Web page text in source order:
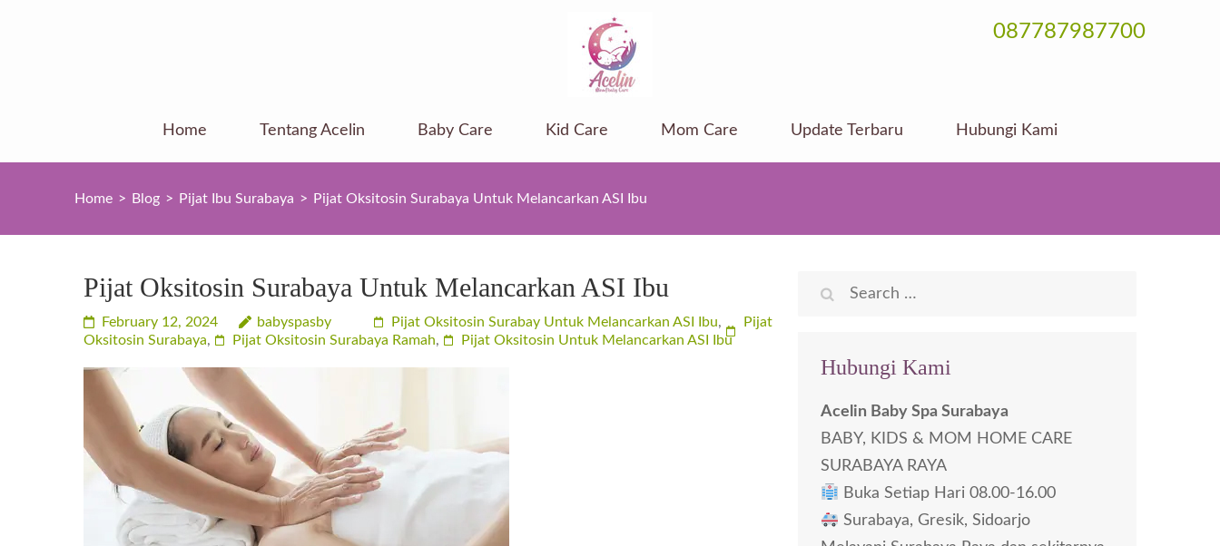
087787987700
Home Tentang Acelin Baby Care Kid Care Mom Care Update Terbaru Hubungi Kami
Home > Blog > Pijat Ibu Surabaya > Pijat Oksitosin Surabaya Untuk Melancarkan ASI Ibu
Pijat Oksitosin Surabaya Untuk Melancarkan ASI Ibu
February 12, 2024 babyspasby Pijat Oksitosin Surabay Untuk Melancarkan ASI Ibu,
Pijat
Oksitosin Surabaya, Pijat Oksitosin Surabaya Ramah, Pijat Oksitosin Untuk Melancarkan ASI Ibu
Search
Hubungi Kami
Acelin Baby Spa Surabaya
BABY, KIDS & MOM HOME CARE
SURABAYA RAYA
Buka Setiap Hari 08.00-16.00
Surabaya, Gresik, Sidoarjo